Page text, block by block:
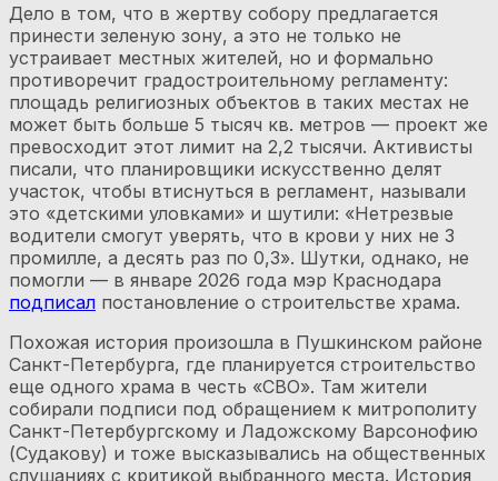
Дело в том, что в жертву собору предлагается
принести зеленую зону, а это не только не
устраивает местных жителей, но и формально
противоречит градостроительному регламенту:
площадь религиозных объектов в таких местах не
может быть больше 5 тысяч кв. метров — проект же
превосходит этот лимит на 2,2 тысячи. Активисты
писали, что планировщики искусственно делят
участок, чтобы втиснуться в регламент, называли
это «детскими уловками» и шутили: «Нетрезвые
водители смогут уверять, что в крови у них не 3
промилле, а десять раз по 0,3». Шутки, однако, не
помогли — в январе 2026 года мэр Краснодара
подписал постановление о строительстве храма.
Похожая история произошла в Пушкинском районе
Санкт-Петербурга, где планируется строительство
еще одного храма в честь «СВО». Там жители
собирали подписи под обращением к митрополиту
Санкт-Петербургскому и Ладожскому Варсонофию
(Судакову) и тоже высказывались на общественных
слушаниях с критикой выбранного места. История